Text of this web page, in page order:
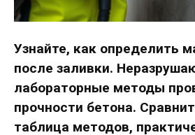
Узнайте, как определить
после заливки.
лабораторные методы
прочности бетона.
таблица методов,